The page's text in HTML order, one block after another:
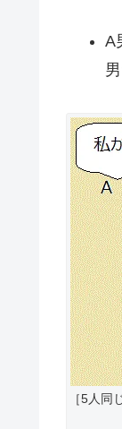
A
［5人同